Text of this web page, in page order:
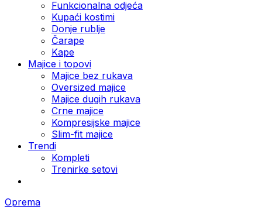
Funkcionalna odjeća
Kupaći kostimi
Donje rublje
Čarape
Kape
Majice i topovi
Majice bez rukava
Oversized majice
Majice dugih rukava
Crne majice
Kompresijske majice
Slim-fit majice
Trendi
Kompleti
Trenirke setovi
Oprema